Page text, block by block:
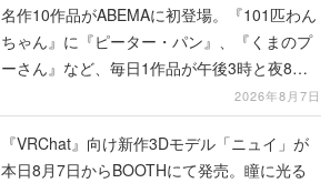
名作10作品がABEMAに初登場。『101匹わん
ちゃん』に『ピーター・パン』、『くまのプ
ーさん』など、毎日1作品が午後3時と夜8時
2026年8月7日
『VRChat』向け新作3Dモデル「ニュイ」が
本日8月7日からBOOTHにて発売。瞳に光る